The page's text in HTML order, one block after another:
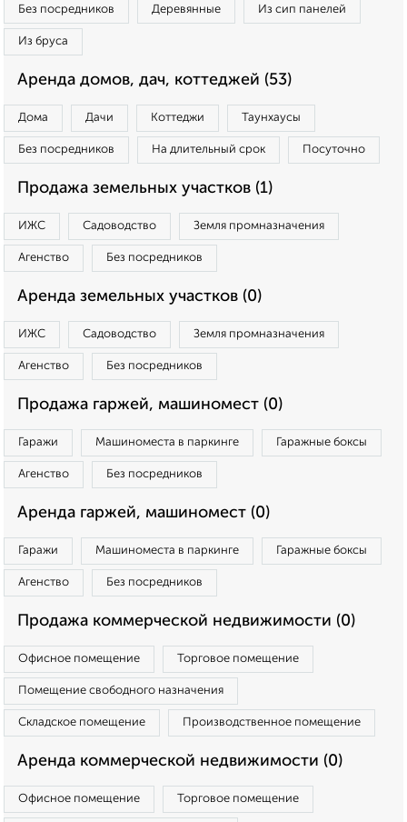
Без посредников Деревянные Из сип панелей
Из бруса
Аренда домов, дач, коттеджей (53)
Дома Дачи Коттеджи Таунхаусы
Без посредников На длительный срок Посуточно
Продажа земельных участков (1)
ИЖС Садоводство Земля промназначения
Агенство Без посредников
Аренда земельных участков (0)
ИЖС Садоводство Земля промназначения
Агенство Без посредников
Продажа гаржей, машиномест (0)
Гаражи Машиноместа в паркинге Гаражные боксы
Агенство Без посредников
Аренда гаржей, машиномест (0)
Гаражи Машиноместа в паркинге Гаражные боксы
Агенство Без посредников
Продажа коммерческой недвижимости (0)
Офисное помещение Торговое помещение
Помещение свободного назначения
Складское помещение Производственное помещение
Аренда коммерческой недвижимости (0)
Офисное помещение Торговое помещение